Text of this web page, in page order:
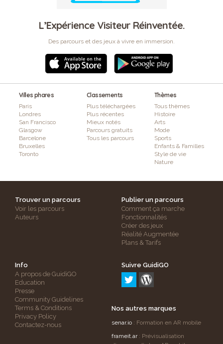
L’Expérience Visiteur Réinventée.
Des parcours et des jeux à vivre en immersion.
Villes phares
Paris
Londres
San Francisco
Glasgow
Barcelone
Bruxelles
Toronto
Classements
Plus téléchargées
Plus récentes
Mieux notés
Parcours gratuits
Tous les parcours
Thèmes
Tous thèmes
Histoire
Arts
Mode
Sports
Enfants & Familles
Style de vie
Nature
Trouver un parcours
Voir les parcours
Auteurs
Publier un parcours
Comment ça marche
Fonctionnalités
Créer des jeux
Réalité Augmentée
Plans & Tarifs
Info
A propos de GuidiGO
Education
Presse
Community Guidelines
Terms & Conditions
Privacy Policy
Contactez-nous
Suivre GuidiGO
Nos autres marques
senar.io : Formation en AR mobile
frameit.ar: Prévisualisation